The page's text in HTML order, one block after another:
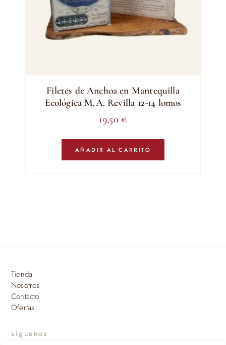
Filetes de Anchoa en Mantequilla
Ecológica M.A. Revilla 12-14 lomos
19,50 €
AÑADIR AL CARRITO
Tienda
Nosotros
Contacto
Ofertas
síguenos